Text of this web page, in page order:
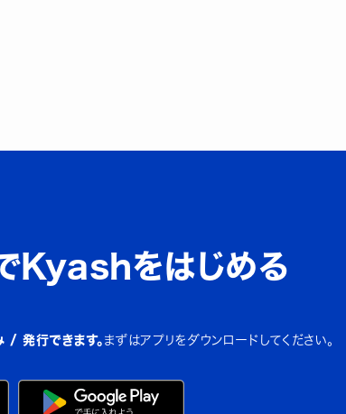
Kyashをはじめる
/ 発行できます。 まずはアプリをダウンロードしてください。